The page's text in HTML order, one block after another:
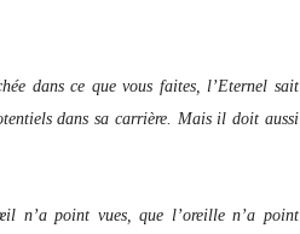
dans ce que vous faites, l’Eternel sait
dans sa carrière. Mais il doit aussi
n’a point vues, que l’oreille n’a point